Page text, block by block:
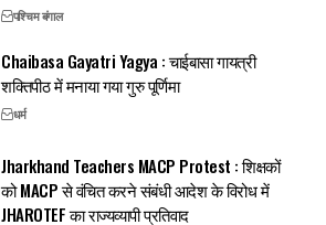
पश्चिम बंगाल
Chaibasa Gayatri Yagya : चाईबासा गायत्री
शक्तिपीठ में मनाया गया गुरु पूर्णिमा
धर्म
Jharkhand Teachers MACP Protest : शिक्षकों
को MACP से वंचित करने संबंधी आदेश के विरोध में
JHAROTEF का राज्यव्यापी प्रतिवाद